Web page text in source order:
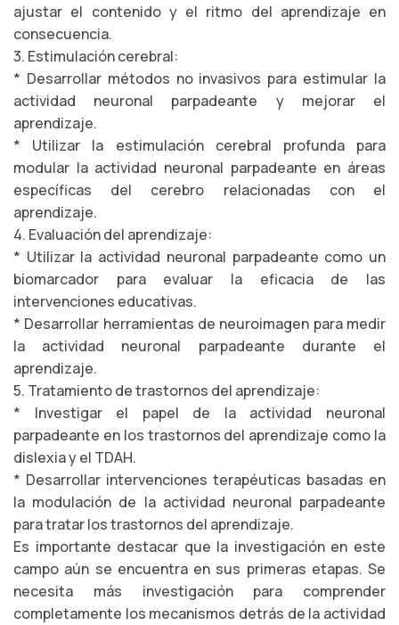
ajustar el contenido y el ritmo del aprendizaje en
consecuencia.
3. Estimulación cerebral:
* Desarrollar métodos no invasivos para estimular la
actividad neuronal parpadeante y mejorar el
aprendizaje.
* Utilizar la estimulación cerebral profunda para
modular la actividad neuronal parpadeante en áreas
específicas del cerebro relacionadas con el
aprendizaje.
4. Evaluación del aprendizaje:
* Utilizar la actividad neuronal parpadeante como un
biomarcador para evaluar la eficacia de las
intervenciones educativas.
* Desarrollar herramientas de neuroimagen para medir
la actividad neuronal parpadeante durante el
aprendizaje.
5. Tratamiento de trastornos del aprendizaje:
* Investigar el papel de la actividad neuronal
parpadeante en los trastornos del aprendizaje como la
dislexia y el TDAH.
* Desarrollar intervenciones terapéuticas basadas en
la modulación de la actividad neuronal parpadeante
para tratar los trastornos del aprendizaje.
Es importante destacar que la investigación en este
campo aún se encuentra en sus primeras etapas. Se
necesita más investigación para comprender
completamente los mecanismos detrás de la actividad